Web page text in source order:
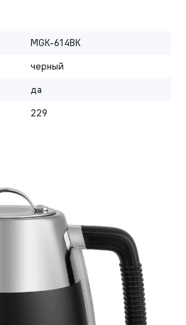
MGK-614BK
черный
да
229